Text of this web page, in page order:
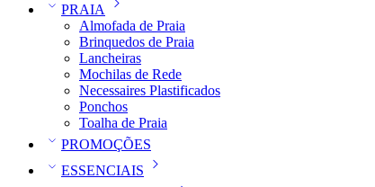
PRAIA
Almofada de Praia
Brinquedos de Praia
Lancheiras
Mochilas de Rede
Necessaires Plastificados
Ponchos
Toalha de Praia
PROMOÇÕES
ESSENCIAIS